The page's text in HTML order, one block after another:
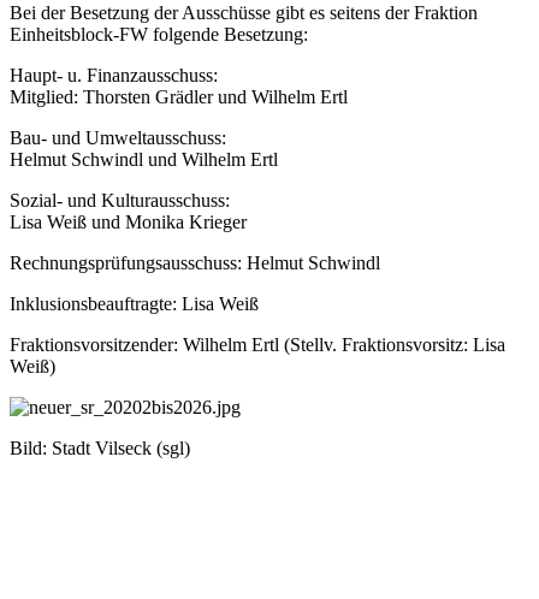
Bei der Besetzung der Ausschüsse gibt es seitens der Fraktion
Einheitsblock-FW folgende Besetzung:
Haupt- u. Finanzausschuss:
Mitglied: Thorsten Grädler und Wilhelm Ertl
Bau- und Umweltausschuss:
Helmut Schwindl und Wilhelm Ertl
Sozial- und Kulturausschuss:
Lisa Weiß und Monika Krieger
Rechnungsprüfungsausschuss: Helmut Schwindl
Inklusionsbeauftragte: Lisa Weiß
Fraktionsvorsitzender: Wilhelm Ertl (Stellv. Fraktionsvorsitz: Lisa
Weiß)
Bild: Stadt Vilseck (sgl)